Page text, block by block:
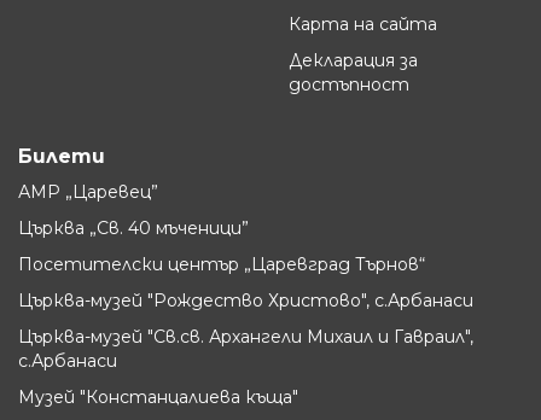
Карта на сайта
Декларация за
достъпност
Билети
АМР „Царевец”
Църква „Св. 40 мъченици”
Посетителски център „Царевград Търнов“
Църква-музей "Рождество Христово", с.Арбанаси
Църква-музей "Св.св. Архангели Михаил и Гавраил",
с.Арбанаси
Музей "Констанцалиева къща"